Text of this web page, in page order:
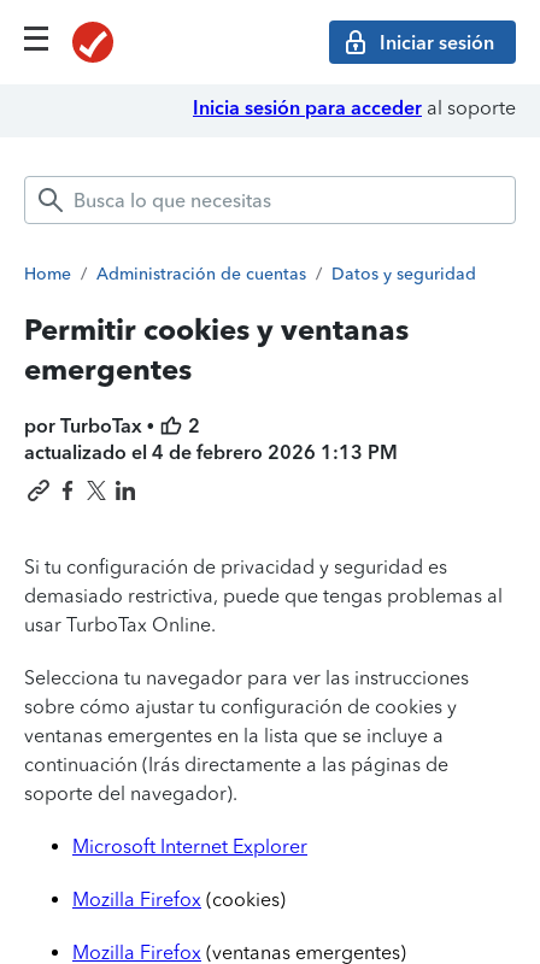
Iniciar sesión
Inicia sesión para acceder al soporte
Home / Administración de cuentas / Datos y seguridad
Permitir cookies y ventanas
emergentes
por TurboTax •
2
actualizado el 4 de febrero 2026 1:13 PM
Si tu configuración de privacidad y seguridad es
demasiado restrictiva, puede que tengas problemas al
usar TurboTax Online.
Selecciona tu navegador para ver las instrucciones
sobre cómo ajustar tu configuración de cookies y
ventanas emergentes en la lista que se incluye a
continuación (Irás directamente a las páginas de
soporte del navegador).
Microsoft Internet Explorer
Mozilla Firefox (cookies)
Mozilla Firefox (ventanas emergentes)